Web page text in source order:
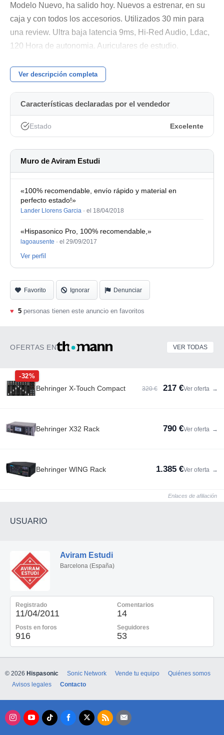
Modelo Nuevo, ha salido hoy. Nuevos a estrenar, en su
caja y con todos los accesorios. Utilizados 30 min para
una review. Ultra baja latencia 9ms, Hi-Red Audio, Ldac,
120 Hora de autonomia. Auriculares de estudio.
Ver descripción completa
Características declaradas por el vendedor
Estado Excelente
Muro de Aviram Estudi
«100% recomendable, envío rápido y material en
perfecto estado!»
Lander Llorens Garcia · el 18/04/2018
«Hispasonico Pro, 100% recomendable,»
lagoausente · el 29/09/2017
Ver perfil
Favorito Ignorar Denunciar
♥ 5 personas tienen este anuncio en favoritos
OFERTAS EN VER TODAS
-32%
Behringer X-Touch Compact 320 € 217 €Ver oferta →
Behringer X32 Rack 790 €Ver oferta →
Behringer WING Rack 1.385 €Ver oferta →
Enlaces de afiliación
USUARIO
Aviram Estudi
Barcelona (España)
Registrado
11/04/2011
Comentarios
14
Posts en foros
916
Seguidores
53
© 2026 Hispasonic Sonic Network Vende tu equipo
Quiénes somos
Avisos legales
Contacto